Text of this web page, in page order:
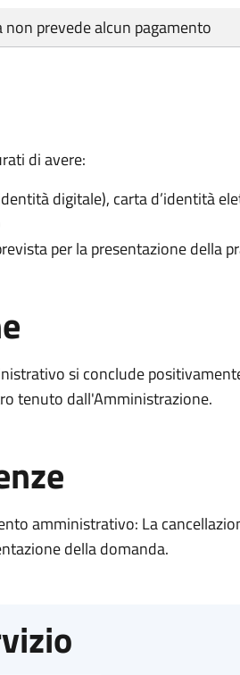
prevede alcun pagamento
di avere:
digitale), carta d’identità
per la presentazione della
si conclude
tenuto dall'Amministrazione.
amministrativo: La
della domanda.